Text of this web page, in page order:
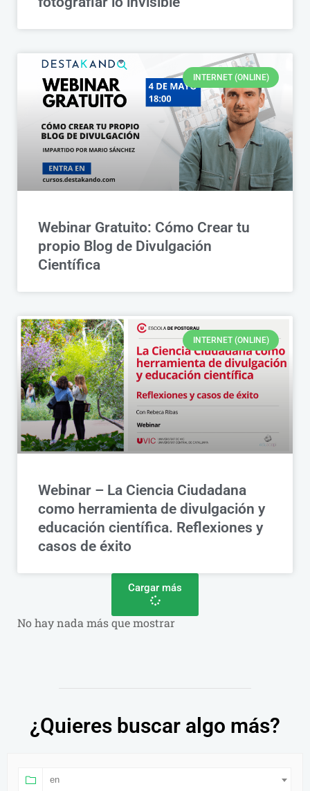
INTERNET (ONLINE)
Webinar Gratuito: Cómo Crear tu
propio Blog de Divulgación
Científica
INTERNET (ONLINE)
Webinar – La Ciencia Ciudadana
como herramienta de divulgación y
educación científica. Reflexiones y
casos de éxito
Cargar más
No hay nada más que mostrar
¿Quieres buscar algo más?
en